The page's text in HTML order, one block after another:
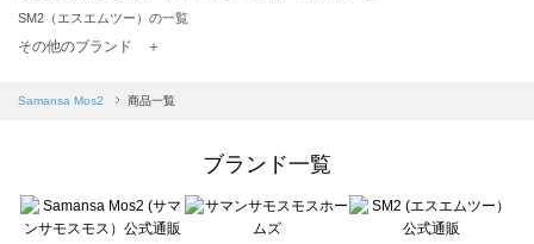
SM2（エスエムツー）の一覧
TSUHARU by Samansa Mos2（ツハルバイサマンサモスモス）の一覧
Samansa Mos2 blue（サマンサモスモス ブルー）の一覧
Te chichi（テチチ）の一覧
Te chichi CLASSIC（テチチ クラシック）の一覧
その他のブランド ＋
Samansa Mos2 商品一覧
ブランド一覧